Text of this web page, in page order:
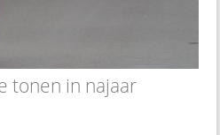
tonen in najaar